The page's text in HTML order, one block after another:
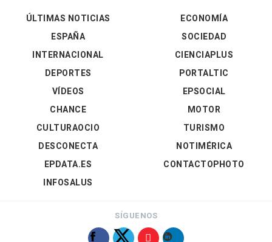
ÚLTIMAS NOTICIAS
ESPAÑA
INTERNACIONAL
DEPORTES
VÍDEOS
ECONOMÍA
SOCIEDAD
CIENCIAPLUS
PORTALTIC
EPSOCIAL
CHANCE
CULTURAOCIO
DESCONECTA
EPDATA.ES
INFOSALUS
MOTOR
TURISMO
NOTIMÉRICA
CONTACTOPHOTO
SÍGUENOS